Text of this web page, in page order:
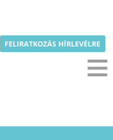
FELIRATKOZÁS HÍRLEVÉLRE
≡